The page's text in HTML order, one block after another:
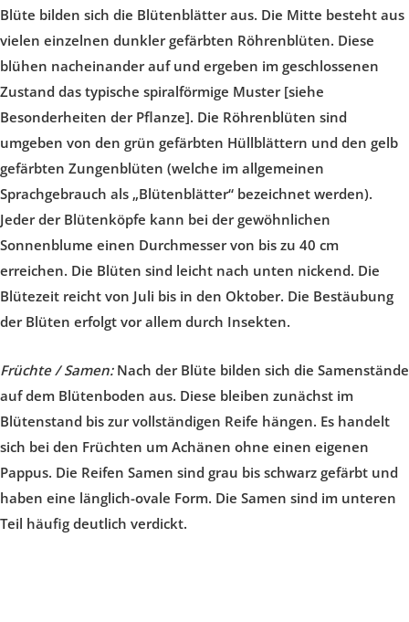
Blüte bilden sich die Blütenblätter aus. Die Mitte besteht aus
vielen einzelnen dunkler gefärbten Röhrenblüten. Diese
blühen nacheinander auf und ergeben im geschlossenen
Zustand das typische spiralförmige Muster [siehe
Besonderheiten der Pflanze]. Die Röhrenblüten sind
umgeben von den grün gefärbten Hüllblättern und den gelb
gefärbten Zungenblüten (welche im allgemeinen
Sprachgebrauch als „Blütenblätter“ bezeichnet werden).
Jeder der Blütenköpfe kann bei der gewöhnlichen
Sonnenblume einen Durchmesser von bis zu 40 cm
erreichen. Die Blüten sind leicht nach unten nickend. Die
Blütezeit reicht von Juli bis in den Oktober. Die Bestäubung
der Blüten erfolgt vor allem durch Insekten.
Früchte / Samen:Nach der Blüte bilden sich die Samenstände
auf dem Blütenboden aus. Diese bleiben zunächst im
Blütenstand bis zur vollständigen Reife hängen. Es handelt
sich bei den Früchten um Achänen ohne einen eigenen
Pappus. Die Reifen Samen sind grau bis schwarz gefärbt und
haben eine länglich-ovale Form. Die Samen sind im unteren
Teil häufig deutlich verdickt.